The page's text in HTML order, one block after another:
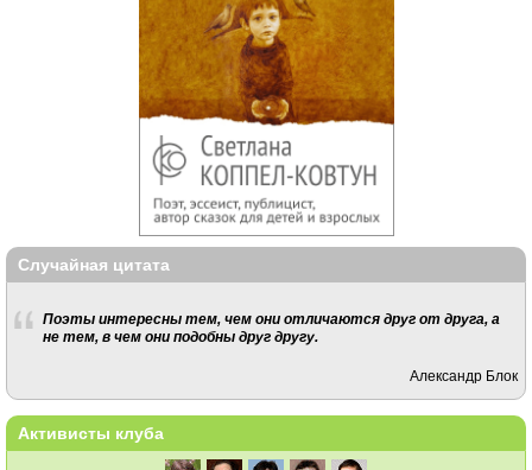
Случайная цитата
Поэты интересны тем, чем они отличаются друг от друга, а
не тем, в чем они подобны друг другу.
Александр Блок
Активисты клуба